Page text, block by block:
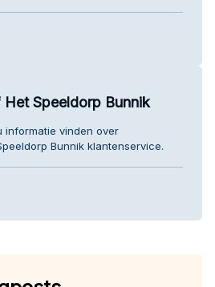
Speeldorp Bunnik
informatie vinden over
Bunnik klantenservice.